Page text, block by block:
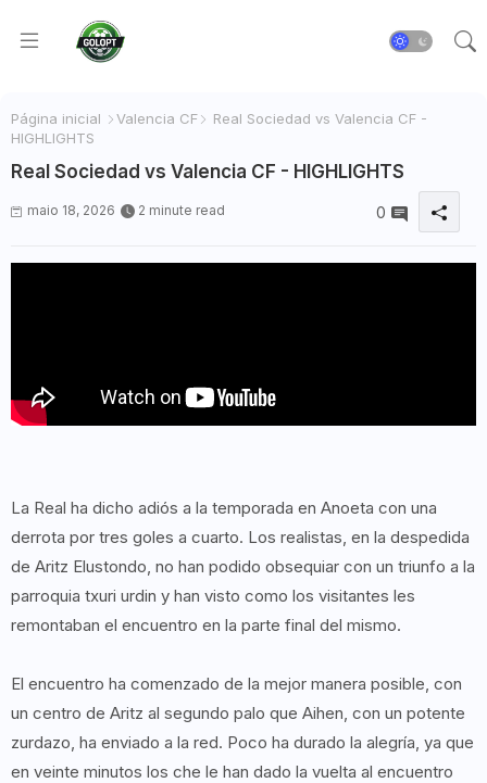
Página inicial Valencia CF
Real Sociedad vs Valencia CF -
HIGHLIGHTS
Real Sociedad vs Valencia CF - HIGHLIGHTS
maio 18, 2026 2 minute read 0
La Real ha dicho adiós a la temporada en Anoeta con una
derrota por tres goles a cuarto. Los realistas, en la despedida
de Aritz Elustondo, no han podido obsequiar con un triunfo a la
parroquia txuri urdin y han visto como los visitantes les
remontaban el encuentro en la parte final del mismo.
El encuentro ha comenzado de la mejor manera posible, con
un centro de Aritz al segundo palo que Aihen, con un potente
zurdazo, ha enviado a la red. Poco ha durado la alegría, ya que
en veinte minutos los che le han dado la vuelta al encuentro